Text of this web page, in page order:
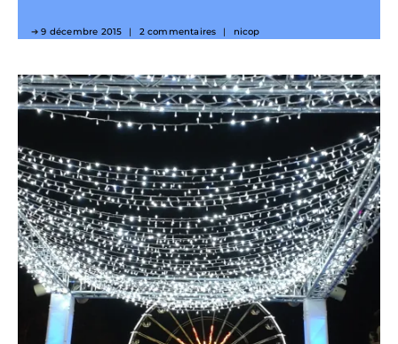
9 décembre 2015 2 commentaires nicop